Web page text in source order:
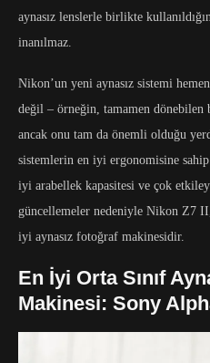
aynasız lenslerle birlikte
inanılmaz.
Nikon’un yeni aynasız sistemi
değil – örneğin, tamamen
ancak onu tam da önemli olduğu
sistemlerin en iyi ergonomisine
iyi arabellek kapasitesi ve çok
güncellemeler nedeniyle Nikon Z7
iyi aynasız fotoğraf makinesidir.
En İyi Orta Sınıf
Makinesi: Sony